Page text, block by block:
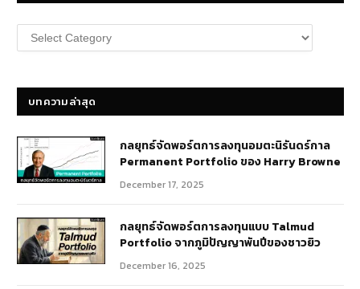
หมวด
หมู่
บทความล่าสุด
กลยุทธ์​จัดพอร์ตการลงทุนอมตะนิรันดร์กาล
Permanent Portfolio ของ Harry Browne
December 17, 2025
กลยุทธ์จัดพอร์ตการลงทุนแบบ Talmud
Portfolio จากภูมิปัญญาพันปีของชาวยิว
December 16, 2025